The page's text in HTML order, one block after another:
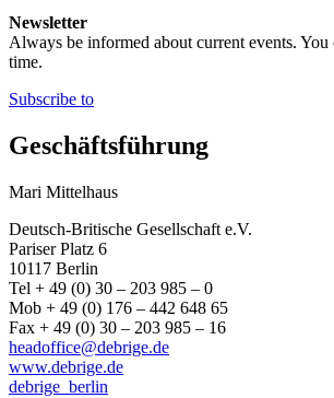
Newsletter
Always be informed about current events. You
time.
Subscribe to
Geschäftsführung
Mari Mittelhaus
Deutsch-Britische Gesellschaft e.V.
Pariser Platz 6
10117 Berlin
Tel + 49 (0) 30 – 203 985 – 0
Mob + 49 (0) 176 – 442 648 65
Fax + 49 (0) 30 – 203 985 – 16
headoffice@debrige.de
www.debrige.de
debrige_berlin